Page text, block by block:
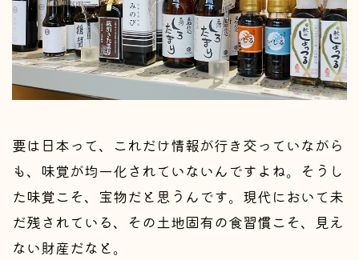
要は日本って、これだけ情報が行き交っていながら
も、味覚が均一化されていないんですよね。そうし
た味覚こそ、宝物だと思うんです。現代において未
だ残されている、その土地固有の食習慣こそ、見え
ない財産だなと。